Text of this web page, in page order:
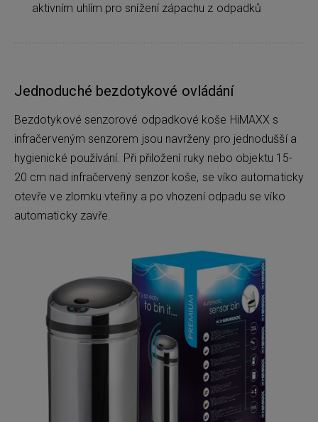
aktivním uhlím pro snížení zápachu z odpadků
Jednoduché bezdotykové ovládání
Bezdotykové senzorové odpadkové koše HiMAXX s
infračerveným senzorem jsou navrženy pro jednodušší a
hygienické používání. Při přiložení ruky nebo objektu 15-
20 cm nad infračervený senzor koše, se víko automaticky
otevře ve zlomku vteřiny a po vhození odpadu se víko
automaticky zavře.